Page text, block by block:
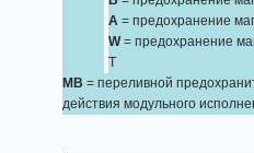
A = предохранение
W= предохранение
T
MB = переливной
действия модульного